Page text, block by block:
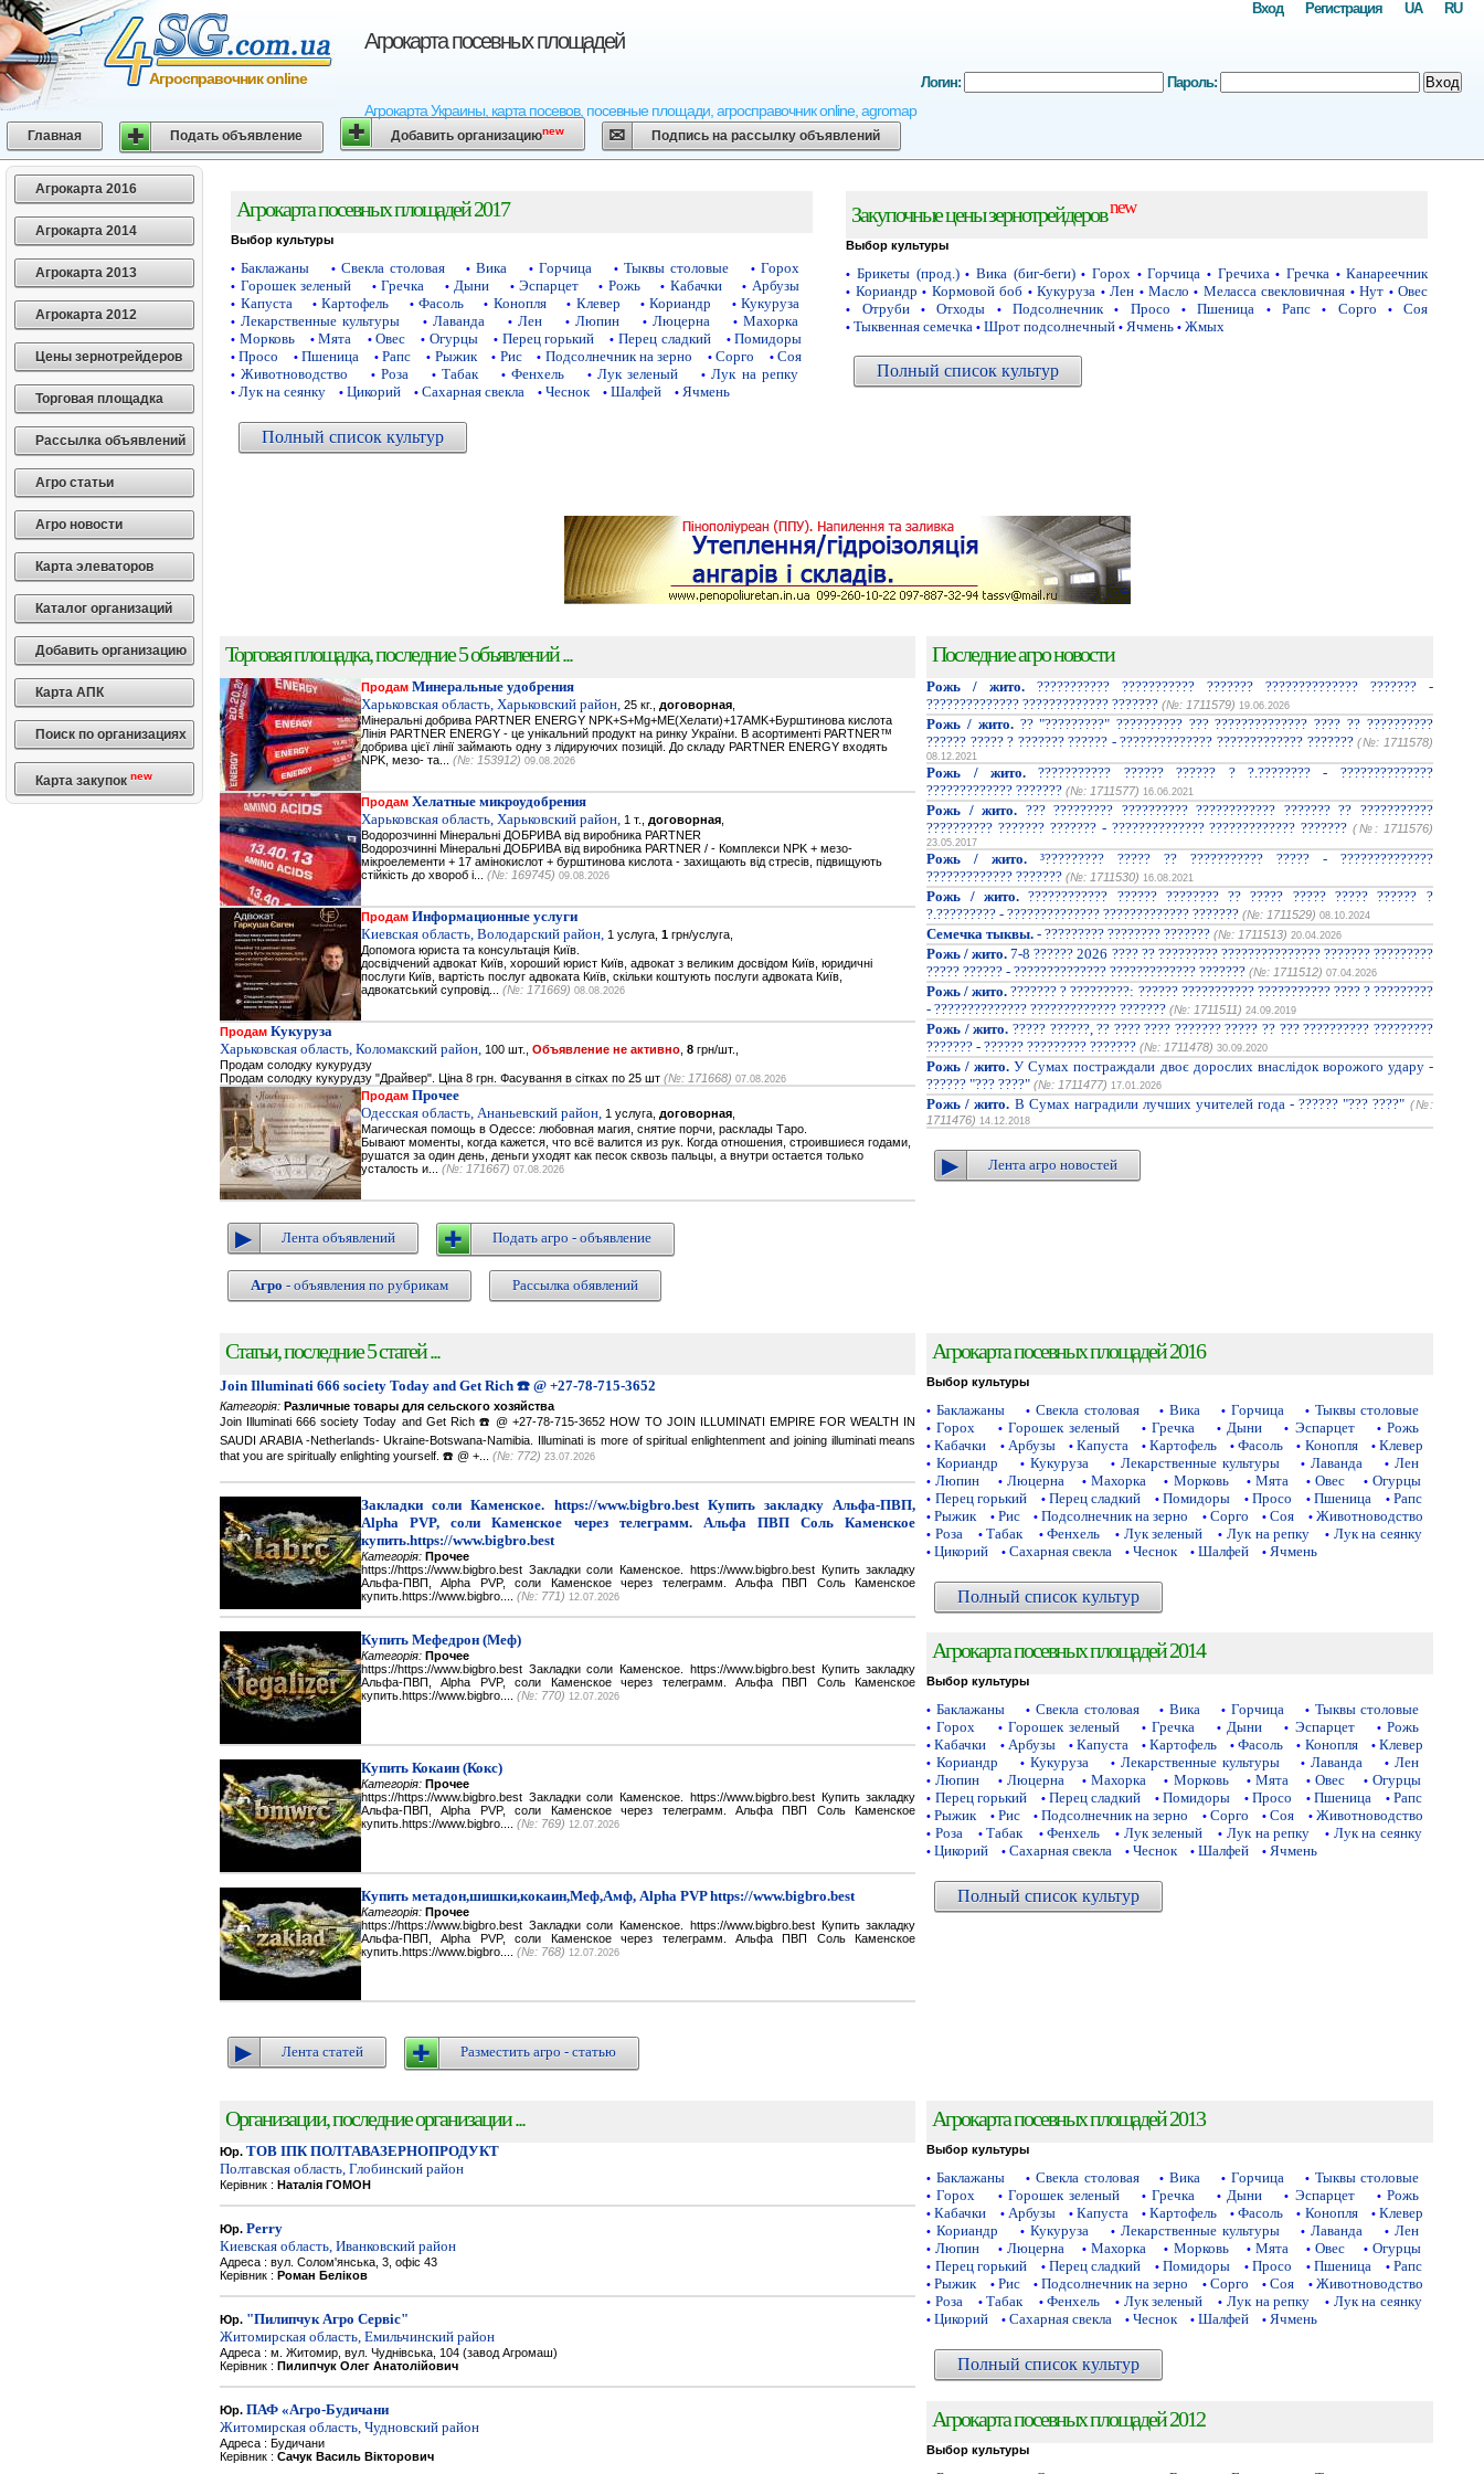
Агрокарта посевных площадей
Агрокарта Украины, карта посевов, посевные площади, агросправочник online, agromap
Агросправочник online
RU
UA
Регистрация
Вход
Логин: Пароль: Вход
Главная Подать объявление Добавить организациюnew Подпись на рассылку объявлений
Агрокарта 2016
Агрокарта 2014
Агрокарта 2013
Агрокарта 2012
Цены зернотрейдеров
Торговая площадка
Рассылка объявлений
Агро статьи
Агро новости
Карта элеваторов
Каталог организаций
Добавить организацию
Карта АПК
Поиск по организациях
Карта закупок new
Агрокарта посевных площадей 2017
Выбор культуры
• Баклажаны • Свекла столовая • Вика • Горчица • Тыквы столовые • Горох
• Горошек зеленый • Гречка • Дыни • Эспарцет • Рожь • Кабачки • Арбузы
• Капуста • Картофель • Фасоль • Конопля • Клевер • Кориандр • Кукуруза
• Лекарственные культуры • Лаванда • Лен • Люпин • Люцерна • Махорка
• Морковь • Мята • Овес • Огурцы • Перец горький • Перец сладкий • Помидоры
• Просо • Пшеница • Рапс • Рыжик • Рис • Подсолнечник на зерно • Сорго • Соя
• Животноводство • Роза • Табак • Фенхель • Лук зеленый • Лук на репку
• Лук на сеянку • Цикорий • Сахарная свекла • Чеснок • Шалфей • Ячмень
Полный список культур
Закупочные цены зернотрейдеровnew
Выбор культуры
• Брикеты (прод.) • Вика (биг-беги) • Горох • Горчица • Гречиха • Гречка • Канареечник
• Кориандр • Кормовой боб • Кукуруза • Лен • Масло • Меласса свекловичная • Нут • Овес
• Отруби • Отходы • Подсолнечник • Просо • Пшеница • Рапс • Сорго • Соя
• Тыквенная семечка • Шрот подсолнечный • Ячмень • Жмых
Полный список культур
Торговая площадка, последние 5 объявлений ...
Продам Минеральные удобрения
Харьковская область, Харьковский район, 25 кг., договорная
Мінеральні добрива PARTNER ENERGY NPK+S+Mg+ME(Хелати)+17AMK+Бурштинова кислота
Лінія PARTNER ENERGY - це унікальний продукт на ринку України. В асортименті PARTNER™
добрива цієї лінії займають одну з лідируючих позицій. До складу PARTNER ENERGY входять
NPK, мезо- та... (№: 153912) 09.08.2026
Продам Хелатные микроудобрения
Харьковская область, Харьковский район, 1 т., договорная
Водорозчинні Мiнеральнi ДОБРИВА від виробника PARTNER
Водорозчинні Мiнеральнi ДОБРИВА від виробника PARTNER / - Комплекси NPK + мезо-
мікроелементи + 17 амінокислот + бурштинова кислота - захищають від стресів, підвищують
стійкість до хвороб і... (№: 169745) 09.08.2026
Продам Информационные услуги
Киевская область, Володарский район, 1 услуга, 1 грн/услуга,
Допомога юриста та консультація Київ.
досвідчений адвокат Київ, хороший юрист Київ, адвокат з великим досвідом Київ, юридичні
послуги Київ, вартість послуг адвоката Київ, скільки коштують послуги адвоката Київ,
адвокатський супровід... (№: 171669) 08.08.2026
Продам Кукуруза
Харьковская область, Коломакский район, 100 шт., Объявление не активно 8 грн/шт.,
Продам солодку кукурудзу
Продам солодку кукурудзу "Драйвер". Ціна 8 грн. Фасування в сітках по 25 шт (№: 171668) 07.08.2026
Продам Прочее
Одесская область, Ананьевский район, 1 услуга, договорная
Магическая помощь в Одессе: любовная магия, снятие порчи, расклады Таро.
Бывают моменты, когда кажется, что всё валится из рук. Когда отношения, строившиеся годами,
рушатся за один день, деньги уходят как песок сквозь пальцы, а внутри остается только
усталость и... (№: 171667) 07.08.2026
Лента объявлений Подать агро - объявление
Агро - объявления по рубрикам Рассылка обявлений
Последние агро новости
Рожь / жито. ??????????? ??????????? ??????? ?????????????? ??????? -
?????????????? ????????????? ??????? (№: 1711579) 19.06.2026
Рожь / жито.?? "?????????" ?????????? ??? ?????????????? ???? ?? ??????????
?????? ????? ? ??????? ?????? - ?????????????? ????????????? ??????? (№: 1711578)
08.12.2021
Рожь / жито. ??????????? ?????? ?????? ? ?.???????? - ??????????????
????????????? ??????? (№: 1711577) 16.06.2021
Рожь / жито. ??? ????????? ?????????? ???????????? ??????? ?? ???????????
?????????? ??????? ??????? - ?????????????? ????????????? ??????? (№: 1711576)
23.05.2017
Рожь / жито. ³????????? ????? ?? ??????????? ????? - ??????????????
????????????? ??????? (№: 1711530) 16.08.2021
Рожь / жито.???????????? ?????? ???????? ?? ????? ????? ????? ?????? ?
?.????????? - ?????????????? ????????????? ??????? (№: 1711529) 08.10.2024
Семечка тыквы. - ????????? ???????? ??????? (№: 1711513) 20.04.2026
Рожь / жито. 7-8 ?????? 2026 ???? ?? ????????? ??????????????? ??????? ?????????
????? ?????? - ?????????????? ????????????? ??????? (№: 1711512) 07.04.2026
Рожь / жито. ??????? ? ?????????: ?????? ??????????? ??????????? ???? ? ?????????
- ?????????????? ????????????? ??????? (№: 1711511) 24.09.2019
Рожь / жито. ????? ??????, ?? ???? ???? ??????? ????? ?? ??? ?????????? ?????????
??????? - ?????? ????????? ??????? (№: 1711478) 30.09.2020
Рожь / жито. У Сумах постраждали двоє дорослих внаслідок ворожого удару -
?????? "??? ????" (№: 1711477) 17.01.2026
Рожь / жито. В Сумах наградили лучших учителей года - ?????? "??? ????" (№:
1711476) 14.12.2018
Лента агро новостей
Статьи, последние 5 статей ...
Join Illuminati 666 society Today and Get Rich ☎️ @ +27-78-715-3652
Категорія: Различные товары для сельского хозяйства
Join Illuminati 666 society Today and Get Rich ☎️ @ +27-78-715-3652 HOW TO JOIN ILLUMINATI EMPIRE FOR WEALTH IN
SAUDI ARABIA -Netherlands- Ukraine-Botswana-Namibia. Illuminati is more of spiritual enlightenment and joining illuminati means
that you are spiritually enlighting yourself. ☎️ @ +... (№: 772) 23.07.2026
Закладки соли Каменское. https://www.bigbro.best Купить закладку Альфа-ПВП,
Alpha PVP, соли Каменское через телеграмм. Альфа ПВП Соль Каменское
купить.https://www.bigbro.best
Категорія: Прочее
https://https://www.bigbro.best Закладки соли Каменское. https://www.bigbro.best Купить закладку
Альфа-ПВП, Alpha PVP, соли Каменское через телеграмм. Альфа ПВП Соль Каменское
купить.https://www.bigbro.... (№: 771) 12.07.2026
Купить Мефедрон (Меф)
Категорія: Прочее
https://https://www.bigbro.best Закладки соли Каменское. https://www.bigbro.best Купить закладку
Альфа-ПВП, Alpha PVP, соли Каменское через телеграмм. Альфа ПВП Соль Каменское
купить.https://www.bigbro.... (№: 770) 12.07.2026
Купить Кокаин (Кокс)
Категорія: Прочее
https://https://www.bigbro.best Закладки соли Каменское. https://www.bigbro.best Купить закладку
Альфа-ПВП, Alpha PVP, соли Каменское через телеграмм. Альфа ПВП Соль Каменское
купить.https://www.bigbro.... (№: 769) 12.07.2026
Купить метадон,шишки,кокаин,Меф,Амф, Alpha PVP https://www.bigbro.best
Категорія: Прочее
https://https://www.bigbro.best Закладки соли Каменское. https://www.bigbro.best Купить закладку
Альфа-ПВП, Alpha PVP, соли Каменское через телеграмм. Альфа ПВП Соль Каменское
купить.https://www.bigbro.... (№: 768) 12.07.2026
Лента статей Разместить агро - статью
Агрокарта посевных площадей 2016
Выбор культуры
• Баклажаны • Свекла столовая • Вика • Горчица • Тыквы столовые
• Горох • Горошек зеленый • Гречка • Дыни • Эспарцет • Рожь
• Кабачки • Арбузы • Капуста • Картофель • Фасоль • Конопля • Клевер
• Кориандр • Кукуруза • Лекарственные культуры • Лаванда • Лен
• Люпин • Люцерна • Махорка • Морковь • Мята • Овес • Огурцы
• Перец горький • Перец сладкий • Помидоры • Просо • Пшеница • Рапс
• Рыжик • Рис • Подсолнечник на зерно • Сорго • Соя • Животноводство
• Роза • Табак • Фенхель • Лук зеленый • Лук на репку • Лук на сеянку
• Цикорий • Сахарная свекла • Чеснок • Шалфей • Ячмень
Полный список культур
Агрокарта посевных площадей 2014
Выбор культуры
• Баклажаны • Свекла столовая • Вика • Горчица • Тыквы столовые
• Горох • Горошек зеленый • Гречка • Дыни • Эспарцет • Рожь
• Кабачки • Арбузы • Капуста • Картофель • Фасоль • Конопля • Клевер
• Кориандр • Кукуруза • Лекарственные культуры • Лаванда • Лен
• Люпин • Люцерна • Махорка • Морковь • Мята • Овес • Огурцы
• Перец горький • Перец сладкий • Помидоры • Просо • Пшеница • Рапс
• Рыжик • Рис • Подсолнечник на зерно • Сорго • Соя • Животноводство
• Роза • Табак • Фенхель • Лук зеленый • Лук на репку • Лук на сеянку
• Цикорий • Сахарная свекла • Чеснок • Шалфей • Ячмень
Полный список культур
Организации, последние организации ...
Юр. ТОВ ІПК ПОЛТАВАЗЕРНОПРОДУКТ
Полтавская область, Глобинский район
Керівник : Наталія ГОМОН
Юр. Perry
Киевская область, Иванковский район
Адреса : вул. Солом'янська, 3, офіс 43
Керівник : Роман Беліков
Юр. "Пилипчук Агро Сервіс"
Житомирская область, Емильчинский район
Адреса : м. Житомир, вул. Чуднівська, 104 (завод Агромаш)
Керівник : Пилипчук Олег Анатолійович
Юр. ПАФ «Агро-Будичани
Житомирская область, Чудновский район
Адреса : Будичани
Керівник : Сачук Василь Вікторович
Агрокарта посевных площадей 2013
Выбор культуры
• Баклажаны • Свекла столовая • Вика • Горчица • Тыквы столовые
• Горох • Горошек зеленый • Гречка • Дыни • Эспарцет • Рожь
• Кабачки • Арбузы • Капуста • Картофель • Фасоль • Конопля • Клевер
• Кориандр • Кукуруза • Лекарственные культуры • Лаванда • Лен
• Люпин • Люцерна • Махорка • Морковь • Мята • Овес • Огурцы
• Перец горький • Перец сладкий • Помидоры • Просо • Пшеница • Рапс
• Рыжик • Рис • Подсолнечник на зерно • Сорго • Соя • Животноводство
• Роза • Табак • Фенхель • Лук зеленый • Лук на репку • Лук на сеянку
• Цикорий • Сахарная свекла • Чеснок • Шалфей • Ячмень
Полный список культур
Агрокарта посевных площадей 2012
Выбор культуры